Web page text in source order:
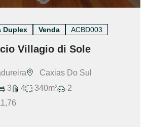
Duplex Venda ACBD003
Villagio di Sole
Caxias Do Sul
3
4 340m²
2